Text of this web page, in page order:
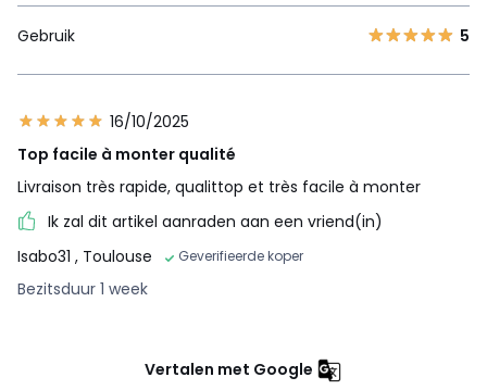
Gebruik 5
16/10/2025
Top facile à monter qualité
Livraison très rapide, qualittop et très facile à monter
Ik zal dit artikel aanraden aan een vriend(in)
Isabo31 , Toulouse Geverifieerde koper
Bezitsduur 1 week
Vertalen met Google